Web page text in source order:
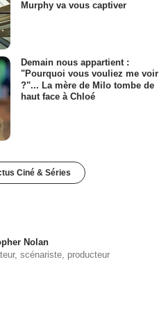
Murphy va vous captiver
Demain nous appartient :
"Pourquoi vous vouliez me voir
?"... La mère de Milo tombe de
haut face à Chloé
Ciné & Séries
Nolan
scénariste, producteur